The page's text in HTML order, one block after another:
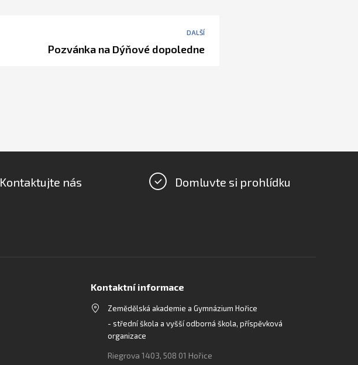
DALŠÍ
Pozvánka na Dýňové dopoledne
Kontaktujte nás Domluvte si prohlídku
Kontaktní informace
Zemědělská akademie a Gymnázium Hořice
- střední škola a vyšší odborná škola, příspěvková
organizace
Riegrova 1403, 508 01 Hořice